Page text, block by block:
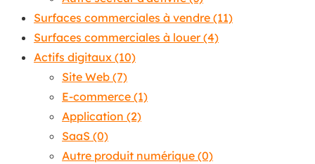
Surfaces commerciales à vendre (11)
Surfaces commerciales à louer(4)
Actifs digitaux (10)
Site Web (7)
E-commerce (1)
Application (2)
SaaS (0)
Autre produit numérique (0)